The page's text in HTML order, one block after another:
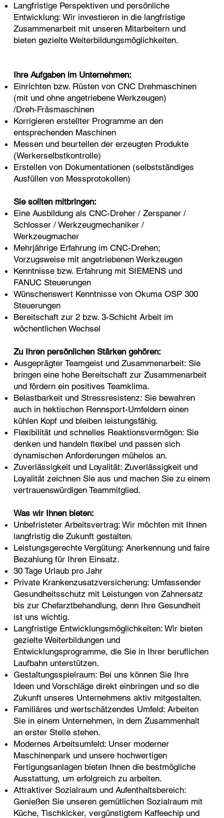
Langfristige Perspektiven und persönliche
Entwicklung: Wir investieren in die langfristige
Zusammenarbeit mit unseren Mitarbeitern und
bieten gezielte Weiterbildungsmöglichkeiten.
Ihre Aufgaben im Unternehmen:
Einrichten bzw. Rüsten von CNC Drehmaschinen
(mit und ohne angetriebene Werkzeugen)
/Dreh-Fräsmaschinen
Korrigieren erstellter Programme an den
entsprechenden Maschinen
Messen und beurteilen der erzeugten Produkte
(Werkerselbstkontrolle)
Erstellen von Dokumentationen (selbstständiges
Ausfüllen von Messprotokollen)
Sie sollten mitbringen:
Eine Ausbildung als CNC-Dreher / Zerspaner /
Schlosser / Werkzeugmechaniker /
Werkzeugmacher
Mehrjährige Erfahrung im CNC-Drehen;
Vorzugsweise mit angetriebenen Werkzeugen
Kenntnisse bzw. Erfahrung mit SIEMENS und
FANUC Steuerungen
Wünschenswert Kenntnisse von Okuma OSP 300
Steuerungen
Bereitschaft zur 2 bzw. 3-Schicht Arbeit im
wöchentlichen Wechsel
Zu Ihren persönlichen Stärken gehören:
Ausgeprägter Teamgeist und Zusammenarbeit: Sie
bringen eine hohe Bereitschaft zur Zusammenarbeit
und fördern ein positives Teamklima.
Belastbarkeit und Stressresistenz: Sie bewahren
auch in hektischen Rennsport-Umfeldern einen
kühlen Kopf und bleiben leistungsfähig.
Flexibilität und schnelles Reaktionsvermögen: Sie
denken und handeln flexibel und passen sich
dynamischen Anforderungen mühelos an.
Zuverlässigkeit und Loyalität: Zuverlässigkeit und
Loyalität zeichnen Sie aus und machen Sie zu einem
vertrauenswürdigen Teammitglied.
Was wir Ihnen bieten:
Unbefristeter Arbeitsvertrag: Wir möchten mit Ihnen
langfristig die Zukunft gestalten.
Leistungsgerechte Vergütung: Anerkennung und faire
Bezahlung für Ihren Einsatz.
30 Tage Urlaub pro Jahr
Private Krankenzusatzversicherung: Umfassender
Gesundheitsschutz mit Leistungen von Zahnersatz
bis zur Chefarztbehandlung, denn Ihre Gesundheit
ist uns wichtig.
Langfristige Entwicklungsmöglichkeiten: Wir bieten
gezielte Weiterbildungen und
Entwicklungsprogramme, die Sie in Ihrer beruflichen
Laufbahn unterstützen.
Gestaltungsspielraum: Bei uns können Sie Ihre
Ideen und Vorschläge direkt einbringen und so die
Zukunft unseres Unternehmens aktiv mitgestalten.
Familiäres und wertschätzendes Umfeld: Arbeiten
Sie in einem Unternehmen, in dem Zusammenhalt
an erster Stelle stehen.
Modernes Arbeitsumfeld: Unser moderner
Maschinenpark und unsere hochwertigen
Fertigungsanlagen bieten Ihnen die bestmögliche
Ausstattung, um erfolgreich zu arbeiten.
Attraktiver Sozialraum und Aufenthaltsbereich:
Genießen Sie unseren gemütlichen Sozialraum mit
Küche, Tischkicker, vergünstigtem Kaffeechip und